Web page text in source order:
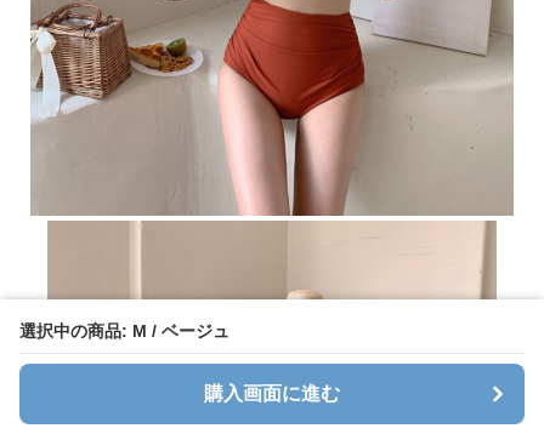
選択中の商品: M / ベージュ
購入画面に進む